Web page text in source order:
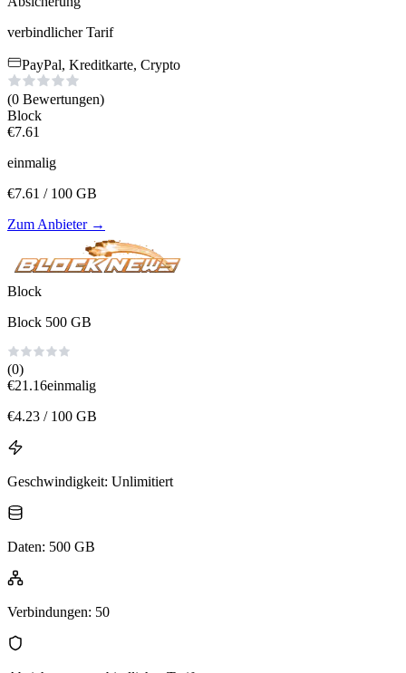
verbindlicher Tarif
PayPal, Kreditkarte, Crypto
(0 Bewertungen)
Block
€7.61
einmalig
€7.61 / 100 GB
Zum Anbieter→
Block
Block 500 GB
(0)
€21.16einmalig
€4.23 / 100 GB
Geschwindigkeit: Unlimitiert
Daten: 500 GB
Verbindungen: 50